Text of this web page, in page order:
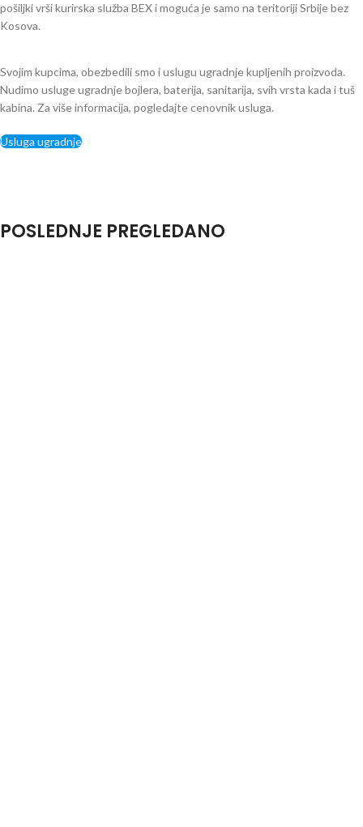
pošiljki vrši kurirska služba BEX i moguća je samo na teritoriji Srbije bez
Kosova.
Svojim kupcima, obezbedili smo i uslugu ugradnje kupljenih proizvoda.
Nudimo usluge ugradnje bojlera, baterija, sanitarija, svih vrsta kada i tuš
kabina. Za više informacija, pogledajte cenovnik usluga.
Usluga ugradnje
POSLEDNJE PREGLEDANO